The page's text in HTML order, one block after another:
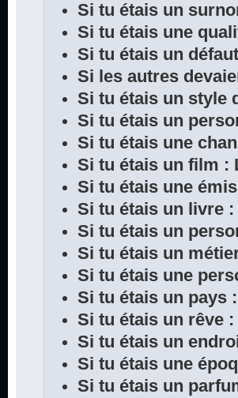
Si tu étais un
Si tu étais une
Si tu étais un
Si les autres
Si tu étais un style
Si tu étais un
Si tu étais une
Si tu étais un film :
Si tu étais une
Si tu étais un livre
Si tu étais un
Si tu étais un
Si tu étais une
Si tu étais un pays
Si tu étais un rêve
Si tu étais un
Si tu étais une
Si tu étais un